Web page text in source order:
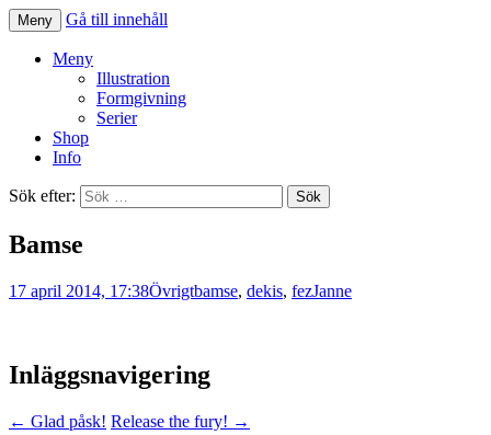
Jan Kustfält
Meny Gå till innehåll
Meny
Illustration
Formgivning
Serier
Shop
Info
Sök efter:
Bamse
17 april 2014, 17:38Övrigtbamse, dekis, fezJanne
Inläggsnavigering
← Glad påsk! Release the fury! →